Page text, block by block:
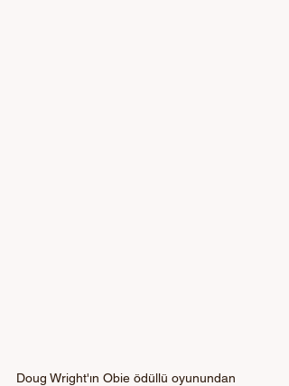
Doug Wright'ın Obie ödüllü oyunundan